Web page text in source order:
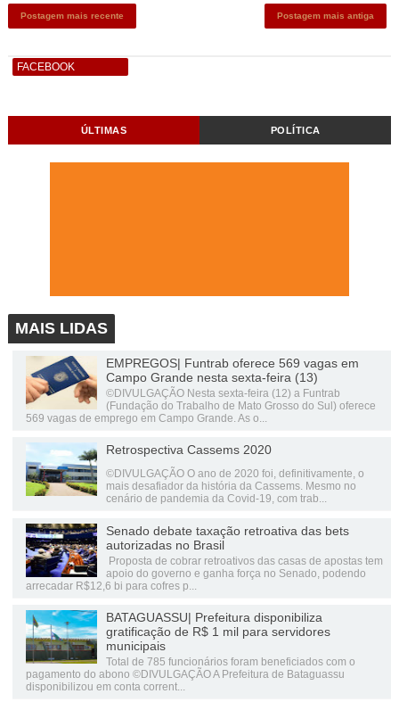
Postagem mais recente Postagem mais antiga
FACEBOOK
ÚLTIMAS POLÍTICA
MAIS LIDAS
EMPREGOS| Funtrab oferece 569 vagas em
Campo Grande nesta sexta-feira (13)
©DIVULGAÇÃO Nesta sexta-feira (12) a Funtrab
(Fundação do Trabalho de Mato Grosso do Sul) oferece
569 vagas de emprego em Campo Grande. As o...
Retrospectiva Cassems 2020
©DIVULGAÇÃO O ano de 2020 foi, definitivamente, o
mais desafiador da história da Cassems. Mesmo no
cenário de pandemia da Covid-19, com trab...
Senado debate taxação retroativa das bets
autorizadas no Brasil
Proposta de cobrar retroativos das casas de apostas tem
apoio do governo e ganha força no Senado, podendo
arrecadar R$12,6 bi para cofres p...
BATAGUASSU| Prefeitura disponibiliza
gratificação de R$ 1 mil para servidores
municipais
Total de 785 funcionários foram beneficiados com o
pagamento do abono ©DIVULGAÇÃO A Prefeitura de Bataguassu
disponibilizou em conta corrent...